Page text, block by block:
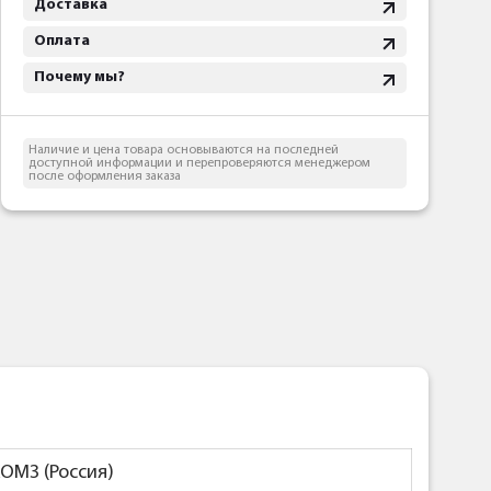
Доставка
Оплата
Почему мы?
Наличие и цена товара основываются на последней
доступной информации и перепроверяются менеджером
после оформления заказа
(Россия)